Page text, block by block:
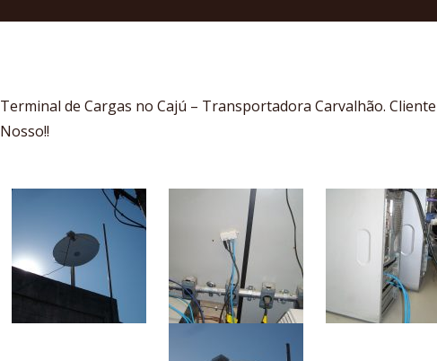
Terminal de Cargas no Cajú – Transportadora Carvalhão. Cliente
Nosso!!